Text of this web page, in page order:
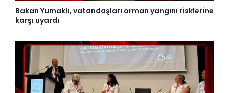
Bakan Yumaklı, vatandaşları orman yangını risklerine
karşı uyardı